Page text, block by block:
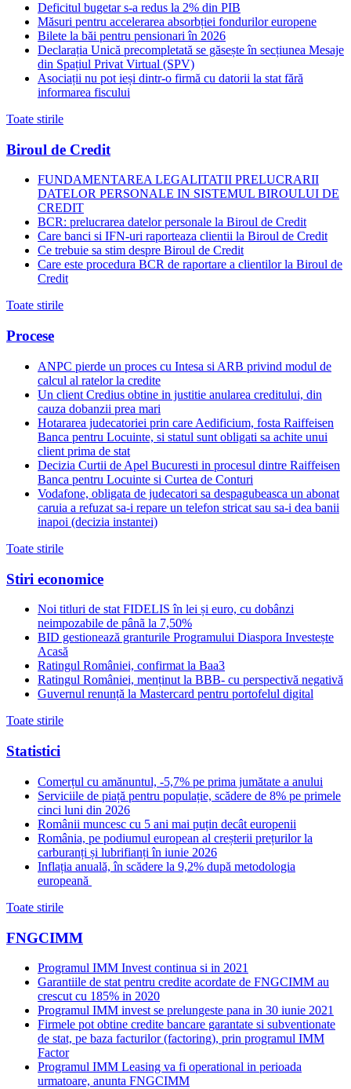
Deficitul bugetar s-a redus la 2% din PIB
Măsuri pentru accelerarea absorbției fondurilor europene
Bilete la băi pentru pensionari în 2026
Declarația Unică precompletată se găsește în secțiunea Mesaje
din Spațiul Privat Virtual (SPV)
Asociații nu pot ieși dintr-o firmă cu datorii la stat fără
informarea fiscului
Toate stirile
Biroul de Credit
FUNDAMENTAREA LEGALITATII PRELUCRARII
DATELOR PERSONALE IN SISTEMUL BIROULUI DE
CREDIT
BCR: prelucrarea datelor personale la Biroul de Credit
Care banci si IFN-uri raporteaza clientii la Biroul de Credit
Ce trebuie sa stim despre Biroul de Credit
Care este procedura BCR de raportare a clientilor la Biroul de
Credit
Toate stirile
Procese
ANPC pierde un proces cu Intesa si ARB privind modul de
calcul al ratelor la credite
Un client Credius obtine in justitie anularea creditului, din
cauza dobanzii prea mari
Hotararea judecatoriei prin care Aedificium, fosta Raiffeisen
Banca pentru Locuinte, si statul sunt obligati sa achite unui
client prima de stat
Decizia Curtii de Apel Bucuresti in procesul dintre Raiffeisen
Banca pentru Locuinte si Curtea de Conturi
Vodafone, obligata de judecatori sa despagubeasca un abonat
caruia a refuzat sa-i repare un telefon stricat sau sa-i dea banii
inapoi (decizia instantei)
Toate stirile
Stiri economice
Noi titluri de stat FIDELIS în lei și euro, cu dobânzi
neimpozabile de pânã la 7,50%
BID gestionează granturile Programului Diaspora Investește
Acasă
Ratingul României, confirmat la Baa3
Ratingul României, menținut la BBB- cu perspectivă negativă
Guvernul renunță la Mastercard pentru portofelul digital
Toate stirile
Statistici
Comerțul cu amănuntul, -5,7% pe prima jumătate a anului
Serviciile de piață pentru populație, scădere de 8% pe primele
cinci luni din 2026
Românii muncesc cu 5 ani mai puțin decât europenii
România, pe podiumul european al creșterii prețurilor la
carburanți și lubrifianți în iunie 2026
Inflația anuală, în scădere la 9,2% după metodologia
europeană
Toate stirile
FNGCIMM
Programul IMM Invest continua si in 2021
Garantiile de stat pentru credite acordate de FNGCIMM au
crescut cu 185% in 2020
Programul IMM invest se prelungeste pana in 30 iunie 2021
Firmele pot obtine credite bancare garantate si subventionate
de stat, pe baza facturilor (factoring), prin programul IMM
Factor
Programul IMM Leasing va fi operational in perioada
urmatoare, anunta FNGCIMM